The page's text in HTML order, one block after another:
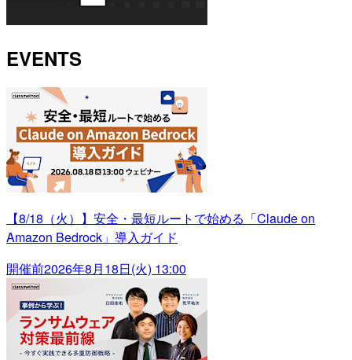
EVENTS
【8/18（火）】安全・最短ルートで始める「Claude on
Amazon Bedrock」導入ガイド
開催前2026年8月18日(火) 13:00